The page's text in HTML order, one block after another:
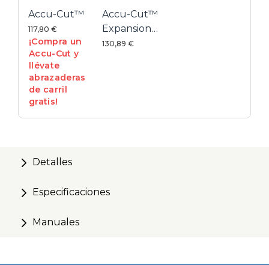
that keep the track in place through the entire cut
Accu-Cut™
117,80 €
¡Compra un
Accu-Cut y
llévate
abrazaderas
de carril
gratis!
Accu-Cut™
Expansion
Pack
130,89 €
Detalles
Especificaciones
Manuales